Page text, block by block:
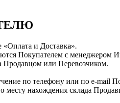
«Оплата и Доставка».
Покупателем с менеджером
Продавцом или Перевозчиком.
по телефону или по е-mail
нахождения склада